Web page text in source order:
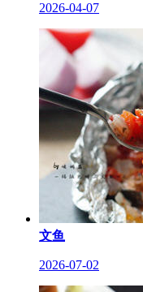
2026-04-07
文鱼
2026-07-02